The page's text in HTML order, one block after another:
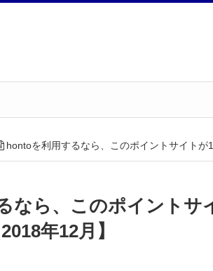
hontoを利用するなら、このポイントサイト
なら、このポイントサ
年12月】